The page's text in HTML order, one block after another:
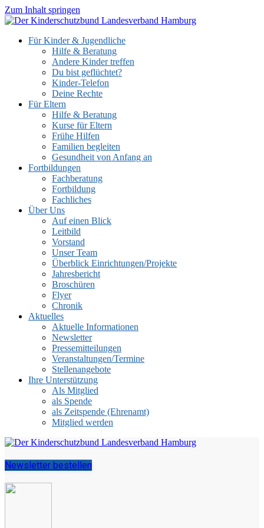
Zum Inhalt springen
Für Kinder & Jugendliche
Hilfe & Beratung
Andere Kinder treffen
Du bist geflüchtet?
Kinder-Telefon
Deine Rechte
Für Eltern
Hilfe & Beratung
Kurse für Eltern
Frühe Hilfen
Familien begleiten
Gesundheit von Anfang an
Fortbildungen
Fachberatung
Fortbildung
Fachliches
Über Uns
Auf einen Blick
Leitbild
Vorstand
Unser Team
Überblick Einrichtungen/Projekte
Jahresbericht
Broschüren
Flyer
Chronik
Aktuelles
Aktuelle Informationen
Newsletter
Pressemitteilungen
Veranstaltungen/Termine
Stellenangebote
Ihre Unterstützung
Als Mitglied
als Spende
als Zeitspende (Ehrenamt)
Mitglied werden
Newsletter bestellen